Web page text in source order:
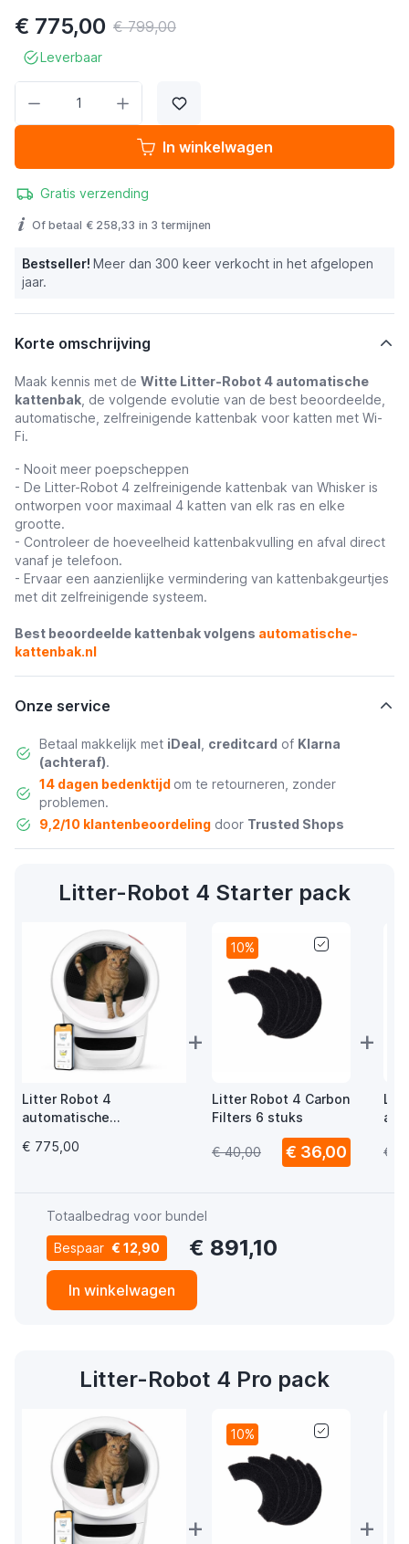
€ 775,00 € 799,00
Leverbaar
In winkelwagen
Gratis verzending
Of betaal € 258,33 in 3 termijnen
Bestseller! Meer dan 300 keer verkocht in het afgelopen
jaar.
Korte omschrijving
Maak kennis met de Witte Litter-Robot 4 automatische
kattenbak , de volgende evolutie van de best beoordeelde,
automatische, zelfreinigende kattenbak voor katten met Wi-
Fi.
- Nooit meer poepscheppen
- De Litter-Robot 4 zelfreinigende kattenbak van Whisker is
ontworpen voor maximaal 4 katten van elk ras en elke
grootte.
- Controleer de hoeveelheid kattenbakvulling en afval direct
vanaf je telefoon.
- Ervaar een aanzienlijke vermindering van kattenbakgeurtjes
met dit zelfreinigende systeem.
Best beoordeelde kattenbak volgens automatische-
kattenbak.nl
Onze service
Betaal makkelijk met iDeal creditcard of Klarna
(achteraf).
14 dagen bedenktijd om te retourneren, zonder
problemen.
9,2/10 klantenbeoordelingdoor Trusted Shops
Litter-Robot 4 Starter pack
Litter Robot 4
automatische
wit
€ 775,00
+
10%
Litter Robot 4 Carbon
Filters 6 stuks
€ 40,00 € 36,00
+
€
Totaalbedrag voor bundel
Bespaar € 12,90 € 891,10
In winkelwagen
Litter-Robot 4 Pro pack
+
10%
+